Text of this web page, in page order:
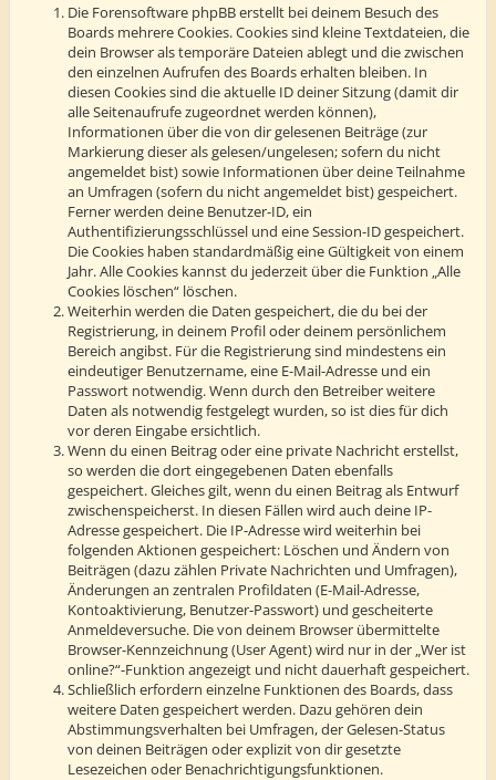
Die Forensoftware phpBB erstellt bei deinem Besuch des
Boards mehrere Cookies. Cookies sind kleine Textdateien, die
dein Browser als temporäre Dateien ablegt und die zwischen
den einzelnen Aufrufen des Boards erhalten bleiben. In
diesen Cookies sind die aktuelle ID deiner Sitzung (damit dir
alle Seitenaufrufe zugeordnet werden können),
Informationen über die von dir gelesenen Beiträge (zur
Markierung dieser als gelesen/ungelesen; sofern du nicht
angemeldet bist) sowie Informationen über deine Teilnahme
an Umfragen (sofern du nicht angemeldet bist) gespeichert.
Ferner werden deine Benutzer-ID, ein
Authentifizierungsschlüssel und eine Session-ID gespeichert.
Die Cookies haben standardmäßig eine Gültigkeit von einem
Jahr. Alle Cookies kannst du jederzeit über die Funktion „Alle
Cookies löschen“ löschen.
Weiterhin werden die Daten gespeichert, die du bei der
Registrierung, in deinem Profil oder deinem persönlichem
Bereich angibst. Für die Registrierung sind mindestens ein
eindeutiger Benutzername, eine E-Mail-Adresse und ein
Passwort notwendig. Wenn durch den Betreiber weitere
Daten als notwendig festgelegt wurden, so ist dies für dich
vor deren Eingabe ersichtlich.
Wenn du einen Beitrag oder eine private Nachricht erstellst,
so werden die dort eingegebenen Daten ebenfalls
gespeichert. Gleiches gilt, wenn du einen Beitrag als Entwurf
zwischenspeicherst. In diesen Fällen wird auch deine IP-
Adresse gespeichert. Die IP-Adresse wird weiterhin bei
folgenden Aktionen gespeichert: Löschen und Ändern von
Beiträgen (dazu zählen Private Nachrichten und Umfragen),
Änderungen an zentralen Profildaten (E-Mail-Adresse,
Kontoaktivierung, Benutzer-Passwort) und gescheiterte
Anmeldeversuche. Die von deinem Browser übermittelte
Browser-Kennzeichnung (User Agent) wird nur in der „Wer ist
online?“-Funktion angezeigt und nicht dauerhaft gespeichert.
Schließlich erfordern einzelne Funktionen des Boards, dass
weitere Daten gespeichert werden. Dazu gehören dein
Abstimmungsverhalten bei Umfragen, der Gelesen-Status
von deinen Beiträgen oder explizit von dir gesetzte
Lesezeichen oder Benachrichtigungsfunktionen.